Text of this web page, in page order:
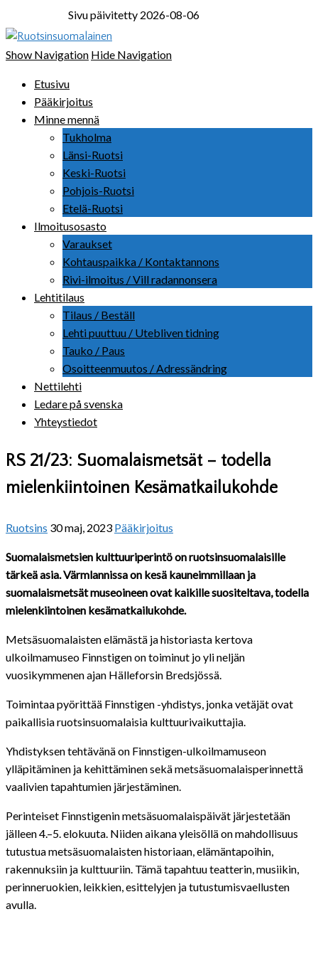
Sivu päivitetty 2026-08-06
Show Navigation Hide Navigation
Etusivu
Pääkirjoitus
Minne mennä
Tukholma
Länsi-Ruotsi
Keski-Ruotsi
Pohjois-Ruotsi
Etelä-Ruotsi
Ilmoitusosasto
Varaukset
Kohtauspaikka / Kontaktannons
Rivi-ilmoitus / Vill radannonsera
Lehtitilaus
Tilaus / Beställ
Lehti puuttuu / Utebliven tidning
Tauko / Paus
Osoitteenmuutos / Adressändring
Nettilehti
Ledare på svenska
Yhteystiedot
RS 21/23: Suomalaismetsät – todella
mielenkiintoinen Kesämatkailukohde
Ruotsins 30 maj, 2023 Pääkirjoitus
Suomalaismetsien kulttuuriperintö on ruotsinsuomalaisille
tärkeä asia. Värmlannissa on kesä kauneimmillaan ja
suomalaismetsät museoineen ovat kaikille suositeltava, todella
mielenkiintoinen kesämatkailukohde.
Metsäsuomalaisten elämästä ja historiasta kertova
ulkoilmamuseo Finnstigen on toiminut jo yli neljän
vuosikymmenen ajan Hälleforsin Bredsjössä.
Toimintaa pyörittää Finnstigen -yhdistys, jonka vetäjät ovat
paikallisia ruotsinsuomalaisia kulttuurivaikuttajia.
Yhdistyksen tehtävänä on Finnstigen-ulkoilmamuseon
ylläpitäminen ja kehittäminen sekä metsäsuomalaisperinnettä
vaalivien tapahtumien järjestäminen.
Perinteiset Finnstigenin metsäsuomalaispäivät järjestetään
jälleen 4.–5. elokuuta. Niiden aikana yleisöllä on mahdollisuus
tutustua metsäsuomalaisten historiaan, elämäntapoihin,
rakennuksiin ja kulttuuriin. Tämä tapahtuu teatterin, musiikin,
perinneruokien, leikkien, esittelyjen ja tutustumisvaellusten
avulla.